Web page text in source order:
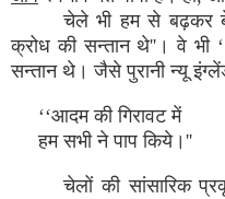
चेले भी हम से बढ़कर
क्रोध की सन्तान थे''। वे भी
सन्तान थे। जैसे पुरानी न्यू
‘‘आदम की गिरावट में
हम सभी ने पाप किये।''
चेलों की सांसारिक